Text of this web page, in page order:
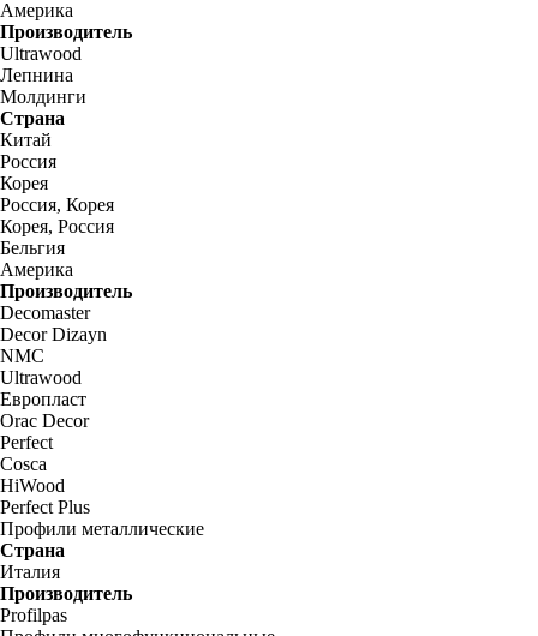
Америка
Производитель
Ultrawood
Лепнина
Молдинги
Страна
Китай
Россия
Корея
Россия, Корея
Корея, Россия
Бельгия
Америка
Производитель
Decomaster
Decor Dizayn
NMC
Ultrawood
Европласт
Orac Decor
Perfect
Cosca
HiWood
Perfect Plus
Профили металлические
Страна
Италия
Производитель
Profilpas